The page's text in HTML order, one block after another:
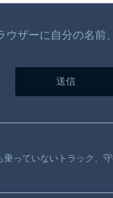
ウザーに自分の名
乗っていないトラック、